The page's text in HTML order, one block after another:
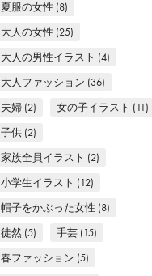
夏服の女性 (8)
大人の女性 (25)
大人の男性イラスト (4)
大人ファッション (36)
夫婦(2) 女の子イラスト (11)
子供(2)
家族全員イラスト (2)
小学生イラスト (12)
帽子をかぶった女性 (8)
徒然(5) 手芸(15)
春ファッション (5)